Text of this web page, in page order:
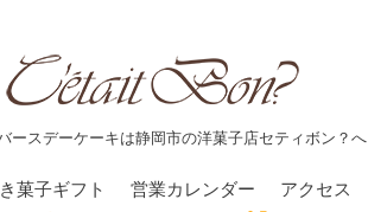
ースデーケーキは静岡市の洋菓子店セティボン？へ
菓子ギフト 営業カレンダー アクセス